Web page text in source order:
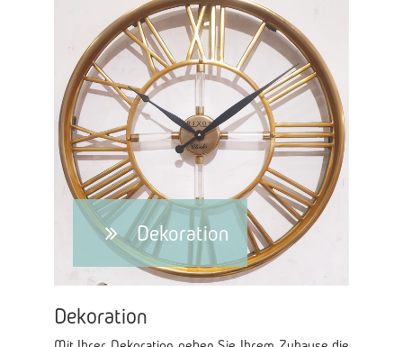
Dekoration
Dekoration